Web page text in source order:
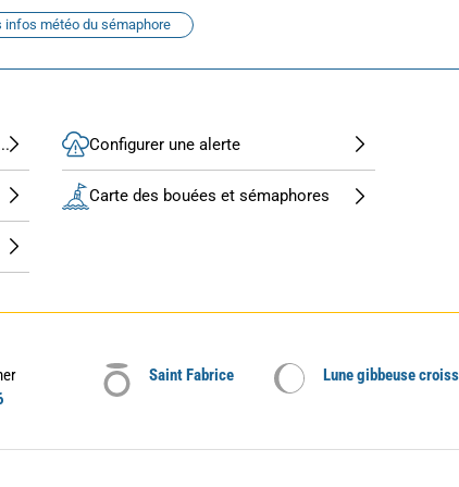
infos météo du sémaphore
Configurer une alerte
Carte des bouées et sémaphores
Saint Fabrice Lune gibbeuse